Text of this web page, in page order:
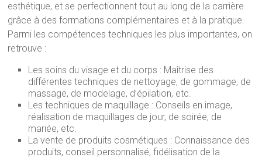
esthétique, et se perfectionnent tout au long de la carrière
grâce à des formations complémentaires et à la pratique.
Parmi les compétences techniques les plus importantes, on
retrouve :
Les soins du visage et du corps : Maîtrise des
différentes techniques de nettoyage, de gommage, de
massage, de modelage, d’épilation, etc.
Les techniques de maquillage : Conseils en image,
réalisation de maquillages de jour, de soirée, de
mariée, etc.
La vente de produits cosmétiques : Connaissance des
produits, conseil personnalisé, fidélisation de la